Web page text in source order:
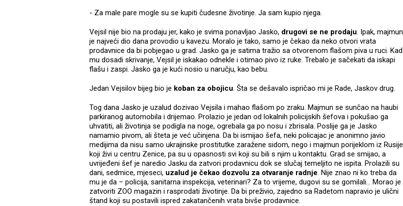
- Za male pare mogle su se kupiti čudesne životinje. Ja sam kupio njega.
Vejsil nije bio na prodaju jer, kako je svima ponavljao Jasko, drugovi se ne prodaju. Ipak, majmun
je najveći dio dana provodio u kavezu. Moralo je tako, samo je čekao da neko otvori vrata
prodavnice da bi pobjegao u grad. Jasko ga je satima tražio sa otvorenom flašom piva u ruci. Kad
mu dosadi skrivanje, Vejsil je iskakao odnekle i otimao pivo iz ruke. Trebalo je sačekati da iskapi
flašu i zaspi. Jasko ga je kući nosio u naručju, kao bebu.
Jedan Vejsilov bijeg bio je koban za obojicu. Šta se dešavalo ispričao mi je Rade, Jaskov drug.
Tog dana Jasko je uzalud dozivao Vejsila i mahao flašom po zraku. Majmun se sunčao na haubi
parkiranog automobila i drijemao. Prolazio je jedan od lokalnih policijskih šefova i pokušao ga
uhvatiti, ali životinja se podigla na noge, ogrebala ga po nosu i zbrisala. Poslije ga je Jasko
namamio pivom, ali šteta je već učinjena. Da bi ismijao šefa, neki policajac je anonimno javio
medijima da nisu samo ukrajinske prostitutke zaražene sidom, nego i majmun porijeklom iz Rusije
koji živi u centru Zenice, pa su u opasnosti svi koji su bili s njim u kontaktu. Grad se smijao, a
uvrijeđeni šef je naredio Jasku da zatvori prodavnicu dok se slučaj temeljito ne ispita. Prolazili su
dani, sedmice, mjeseci, uzalud je čekao dozvolu za otvaranje radnje. Nije znao ni ko treba da
mu je da – policija, sanitarna inspekcija, veterinari? Za to vrijeme, dugovi su se gomilali… Morao je
zatvoriti ZOO magazin i rasprodati životinje. Da bi preživio, zajedno sa Radetom napravio je ulični
štand koji su postavili ispred zakatančenih vrata bivše prodavnice.